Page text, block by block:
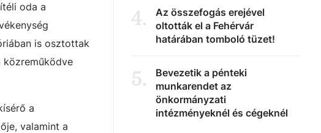
oda a
is osztottak
közreműködve
a
valamint a
4.
Az összefogás erejével
oltották el a Fehérvár
határában tomboló tüzet!
5.
Bevezetik a pénteki
munkarendet az
önkormányzati
intézményeknél és cégeknél